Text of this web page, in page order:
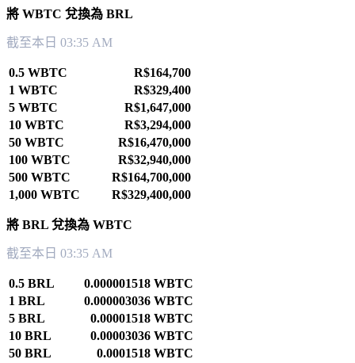
將 WBTC 兌換為 BRL
截至本日 03:35 AM
0.5 WBTC
R$164,700
1 WBTC
R$329,400
5 WBTC
R$1,647,000
10 WBTC
R$3,294,000
50 WBTC
R$16,470,000
100 WBTC
R$32,940,000
500 WBTC
R$164,700,000
1,000 WBTC
R$329,400,000
將 BRL 兌換為 WBTC
截至本日 03:35 AM
0.5 BRL
0.000001518 WBTC
1 BRL
0.000003036 WBTC
5 BRL
0.00001518 WBTC
10 BRL
0.00003036 WBTC
50 BRL
0.0001518 WBTC